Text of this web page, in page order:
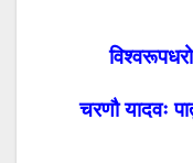
चरणौ यादवः